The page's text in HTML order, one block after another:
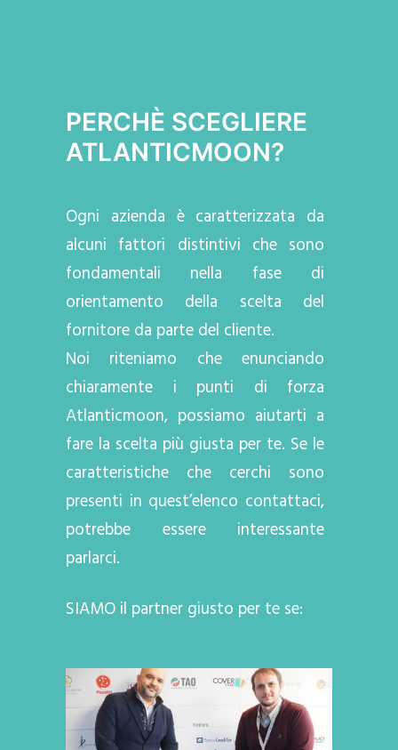
PERCHÈ SCEGLIERE
ATLANTICMOON?
Ogni azienda è caratterizzata da
alcuni fattori distintivi che sono
fondamentali nella fase di
orientamento della scelta del
fornitore da parte del cliente.
Noi riteniamo che enunciando
chiaramente i punti di forza
Atlanticmoon, possiamo aiutarti a
fare la scelta più giusta per te. Se le
caratteristiche che cerchi sono
presenti in quest’elenco contattaci,
potrebbe essere interessante
parlarci.
SIAMO il partner giusto per te se: